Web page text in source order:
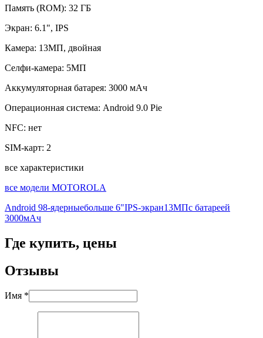
Память (ROM): 32 ГБ
Экран: 6.1", IPS
Камера: 13МП, двойная
Селфи-камера: 5МП
Аккумуляторная батарея: 3000 мАч
Операционная система: Android 9.0 Pie
NFC: нет
SIM-карт: 2
все характеристики
все модели MOTOROLA
Android 98-ядерныебольше 6"IPS-экран13МПс батареей
3000мАч
Где купить, цены
Отзывы
Имя *